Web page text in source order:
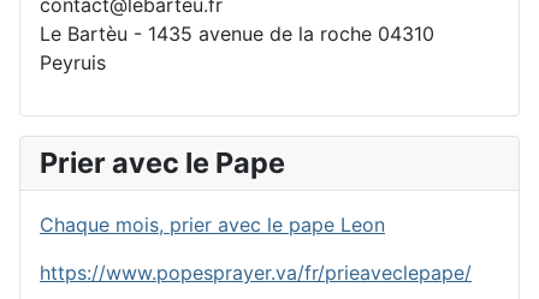
contact@lebarteu.fr
Le Bartèu - 1435 avenue de la roche 04310
Peyruis
Prier avec le Pape
Chaque mois, prier avec le pape Leon
https://www.popesprayer.va/fr/prieaveclepape/